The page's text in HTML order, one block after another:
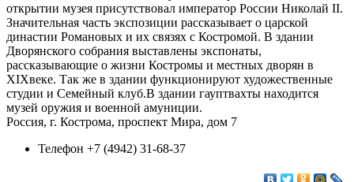
открытии музея присутствовал император России Николай II.
Значительная часть экспозиции рассказывает о царской
династии Романовых и их связях с Костромой. В здании
Дворянского собрания выставлены экспонаты,
рассказывающие о жизни Костромы и местных дворян в
XIXвеке. Так же в здании функционируют художественные
студии и Семейный клуб.В здании гауптвахты находится
музей оружия и военной амуниции.
Россия, г. Кострома, проспект Мира, дом 7
Телефон +7 (4942) 31-68-37